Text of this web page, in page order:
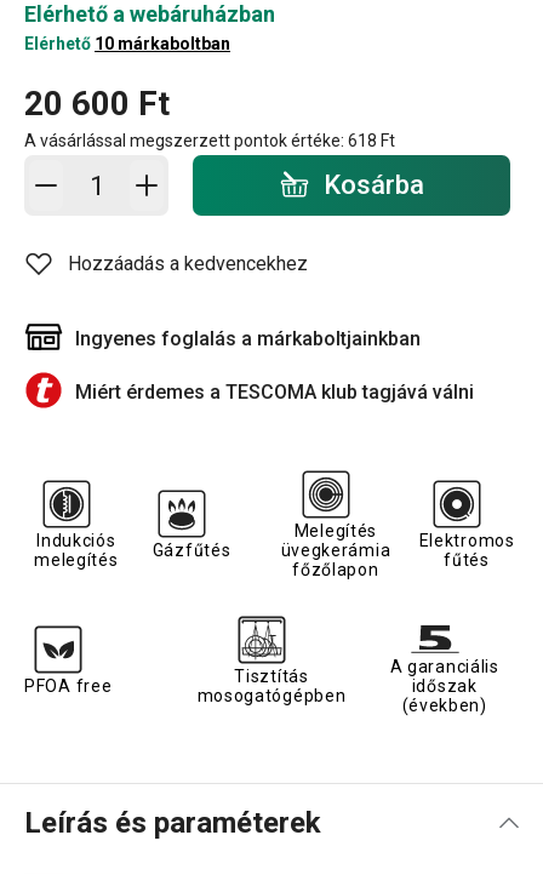
Elérhető a webáruházban
Elérhető 10 márkaboltban
20 600 Ft
A vásárlással megszerzett pontok értéke: 618 Ft
Kosárba - mennyiség Kosárba
Hozzáadás a kedvencekhez
Ingyenes foglalás a márkaboltjainkban
Miért érdemes a TESCOMA klub tagjává válni
Indukciós
melegítés
Gázfűtés
Melegítés
üvegkerámia
főzőlapon
Elektromos
fűtés
PFOA free
Tisztítás
mosogatógépben
A garanciális
időszak
(években)
Leírás és paraméterek